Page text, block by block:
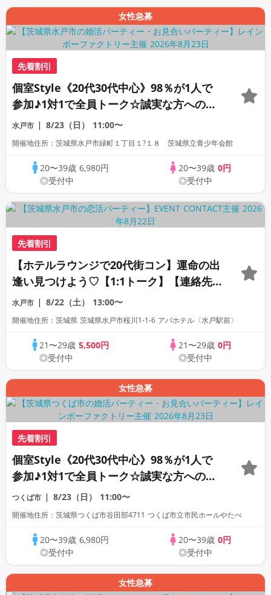
女性急募
先着割引
個室Style《20代30代中心》98％が1人で
参加♪1対1で全員トーク☆誠実な方への婚
活パーティー
水戸市 8/23（日） 11:00〜
開催地住所：茨城県水戸市緑町１丁目１?１８ 茨城県立青少年会館
20〜39歳 6,980円
◎受付中
20〜39歳 0円
◎受付中
先着割引
【ホテルラウンジで20代街コン】運命の出
逢い見つけよう♡【1:1トーク】【連絡先
自由交換】
水戸市 8/22（土） 13:00〜
開催地住所：茨城県 茨城県水戸市桜川1-1-6 アパホテル〈水戸駅前〉
21〜29歳5,500円
◎受付中
21〜29歳 0円
◎受付中
女性急募
先着割引
個室Style《20代30代中心》98％が1人で
参加♪1対1で全員トーク☆誠実な方への婚
活パーティー
つくば市 8/23（日） 11:00〜
開催地住所：茨城県つくば市谷田部4711 つくば市立市民ホールやたべ
20〜39歳 6,980円
◎受付中
20〜39歳 0円
◎受付中
女性急募